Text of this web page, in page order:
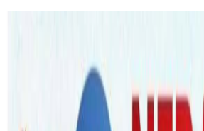
भदौ १९ गते काठमाडौंमा
मेला, अष्ट्रेलियाका कलेजसँग